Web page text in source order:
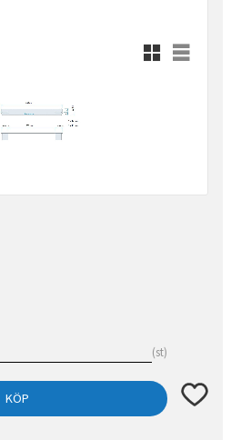
Rutnätsvy
Listvy
st
KÖP Lägg till